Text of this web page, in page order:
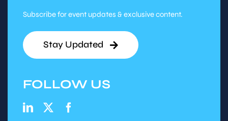
Subscribe for event updates & exclusive content.
Stay Updated
FOLLOW US